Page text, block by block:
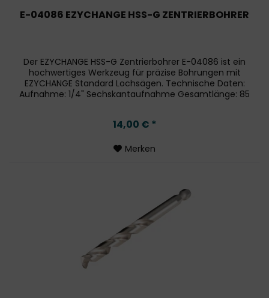
E-04086 EZYCHANGE HSS-G ZENTRIERBOHRER
Der EZYCHANGE HSS-G Zentrierbohrer E-04086 ist ein
hochwertiges Werkzeug für präzise Bohrungen mit
EZYCHANGE Standard Lochsägen. Technische Daten:
Aufnahme: 1/4" Sechskantaufnahme Gesamtlänge: 85
14,00 € *
Merken